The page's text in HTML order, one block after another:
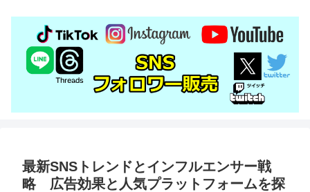
最新SNSトレンドとインフルエンサー戦
略 広告効果と人気プラットフォームを探